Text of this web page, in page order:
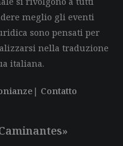
meglio gli eventi
sono pensati per
nella traduzione
italiana.
| Contatto